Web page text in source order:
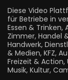
Diese Video
für Betriebe in
Essen &
Zimmer, Handel
Handwerk,
& Medien, KFZ,
Freizeit & Action,
Musik, Kultur,